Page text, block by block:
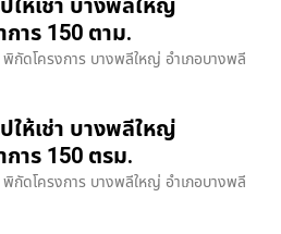
าร 150 ตาม.
กัดโครงการ บางพลีใหญ่ อำเภอบางพลี
ให้เช่า บางพลีใหญ่
าร 150 ตรม.
กัดโครงการ บางพลีใหญ่ อำเภอบางพลี